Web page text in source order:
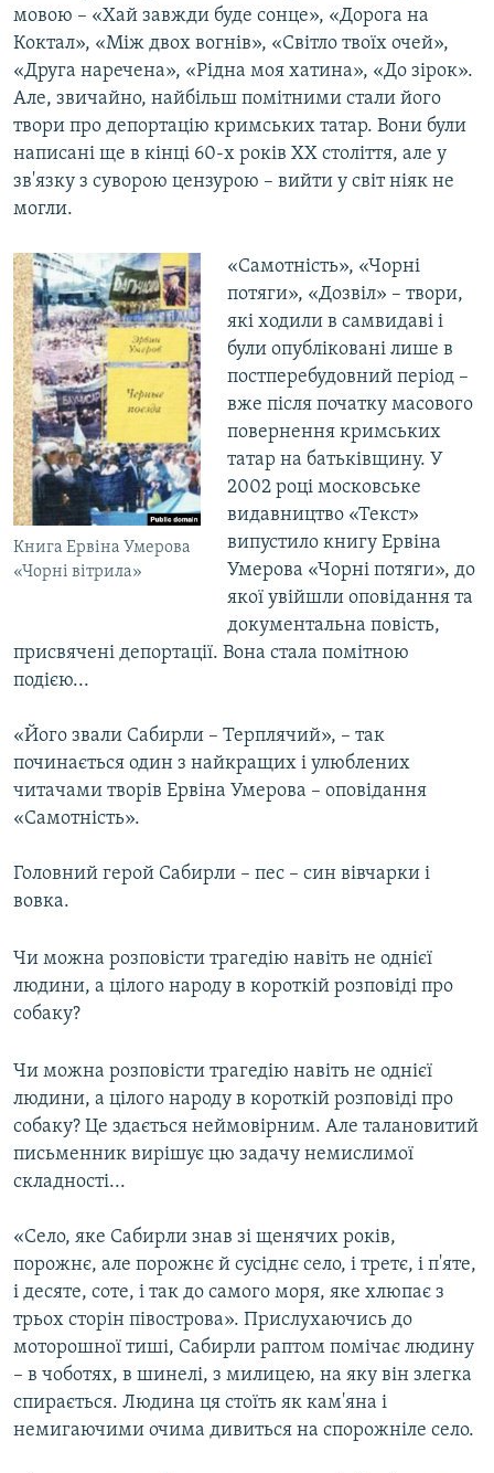
мовою – «Хай завжди буде сонце», «Дорога на
Коктал», «Між двох вогнів», «Світло твоїх очей»,
«Друга наречена», «Рідна моя хатина», «До зірок».
Але, звичайно, найбільш помітними стали його
твори про депортацію кримських татар. Вони були
написані ще в кінці 60-х років ХХ століття, але у
зв'язку з суворою цензурою – вийти у світ ніяк не
могли.
Книга Ервіна Умерова
«Чорні вітрила»
«Самотність», «Чорні
потяги», «Дозвіл» – твори,
які ходили в самвидаві і
були опубліковані лише в
постперебудовний період –
вже після початку масового
повернення кримських
татар на батьківщину. У
2002 році московське
видавництво «Текст»
випустило книгу Ервіна
Умерова «Чорні потяги», до
якої увійшли оповідання та
документальна повість,
присвячені депортації. Вона стала помітною
подією...
«Його звали Сабирли – Терплячий», – так
починається один з найкращих і улюблених
читачами творів Ервіна Умерова – оповідання
«Самотність».
Головний герой Сабирли – пес – син вівчарки і
вовка.
Чи можна розповісти трагедію навіть не однієї
людини, а цілого народу в короткій розповіді про
собаку?
Чи можна розповісти трагедію навіть не однієї
людини, а цілого народу в короткій розповіді про
собаку? Це здається неймовірним. Але талановитий
письменник вирішує цю задачу немислимої
складності...
«Село, яке Сабирли знав зі щенячих років,
порожнє, але порожнє й сусіднє село, і третє, і п'яте,
і десяте, соте, і так до самого моря, яке хлюпає з
трьох сторін півострова». Прислухаючись до
моторошної тиші, Сабирли раптом помічає людину
– в чоботях, в шинелі, з милицею, на яку він злегка
спирається. Людина ця стоїть як кам'яна і
немигаючими очима дивиться на спорожніле село.